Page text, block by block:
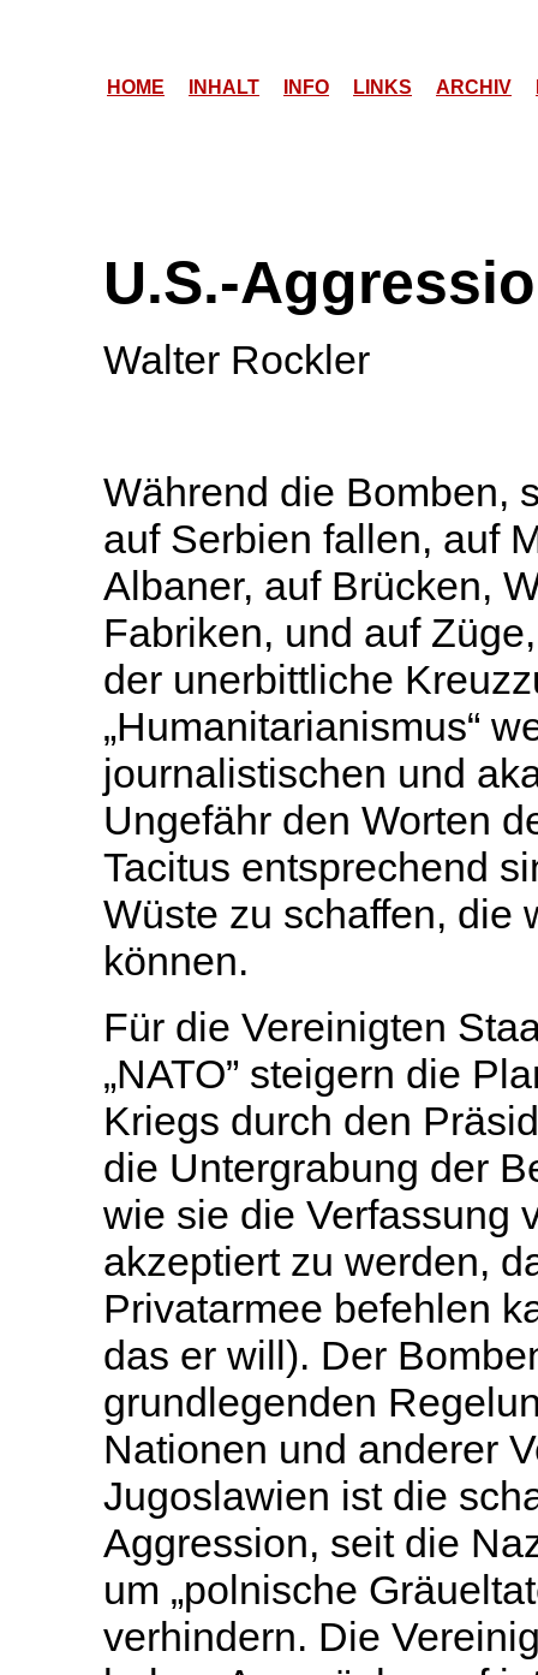
HOME INHALT INFO LINKS ARCHIV
U.S.-
Walter Rockler
Während die Bomben,
auf Serbien fallen, auf
Albaner, auf Brücken,
Fabriken, und auf
der unerbittliche
„Humanitarianismus“
journalistischen und
Ungefähr den Worten
Tacitus entsprechend
Wüste zu schaffen, die
können.
Für die Vereinigten
„NATO” steigern die
Kriegs durch den
die Untergrabung der
wie sie die Verfassung
akzeptiert zu werden,
Privatarmee befehlen
das er will). Der
grundlegenden
Nationen und anderer
Jugoslawien ist die
Aggression, seit die
um „polnische
verhindern. Die